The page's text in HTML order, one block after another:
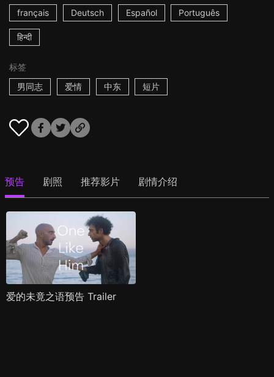
français Deutsch Español Português
हिन्दी
标签
男同志
爱情 中东 短片
预告 剧照 推荐影片 剧情介绍
爱的未竟之语预告 Trailer